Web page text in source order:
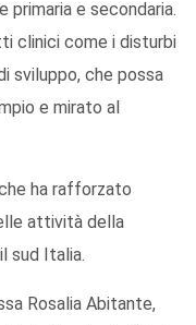
primaria e secondaria.
clinici come i disturbi
sviluppo, che possa
e mirato al
ha rafforzato
attività della
sud Italia.
Rosalia Abitante,